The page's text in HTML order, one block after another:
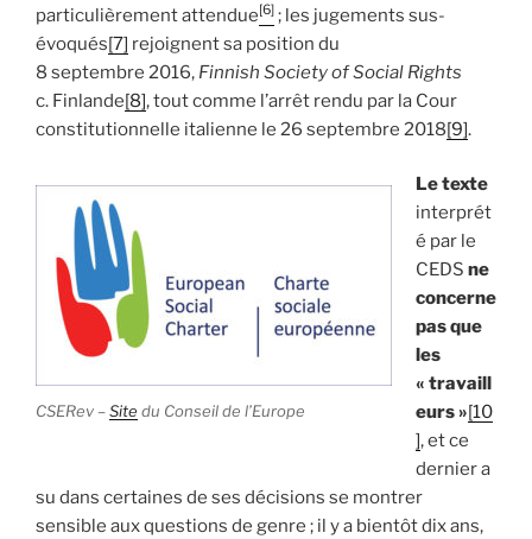
particulièrement attendue[6] ; les jugements sus-
évoqués[7] rejoignent sa position du
8 septembre 2016, Finnish Society of Social Rights
c. Finlande[8], tout comme l’arrêt rendu par la Cour
constitutionnelle italienne le 26 septembre 2018[9].
CSERev –Site du Conseil de l’Europe
Le texte
interprét
é par le
CEDS ne
concerne
pas que
les
« travaill
eurs »[10
], et ce
dernier a
su dans certaines de ses décisions se montrer
sensible aux questions de genre ; il y a bientôt dix ans,